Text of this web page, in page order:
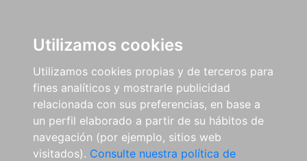
Utilizamos cookies
Utilizamos cookies propias y de terceros para
fines analíticos y mostrarle publicidad
relacionada con sus preferencias, en base a
un perfil elaborado a partir de su hábitos de
navegación (por ejemplo, sitios web
visitados). Consulte nuestra política de